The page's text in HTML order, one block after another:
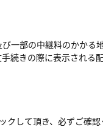
一部の中継料のかかる
続きの際に表示される
して頂き、必ずご確認